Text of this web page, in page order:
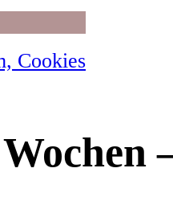
Cookies